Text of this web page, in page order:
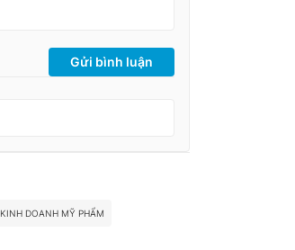
Gửi bình luận
KINH DOANH MỸ PHẨM